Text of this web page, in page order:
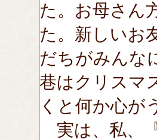
た。お母さん
た。新しいお
だちがみんな
巷はクリスマ
くと何か心が
実は、私、